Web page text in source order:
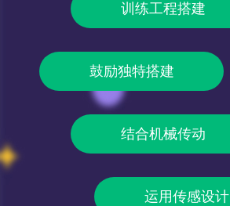
训练工程搭建
鼓励独特搭建
结合机械传动
运用传感设计